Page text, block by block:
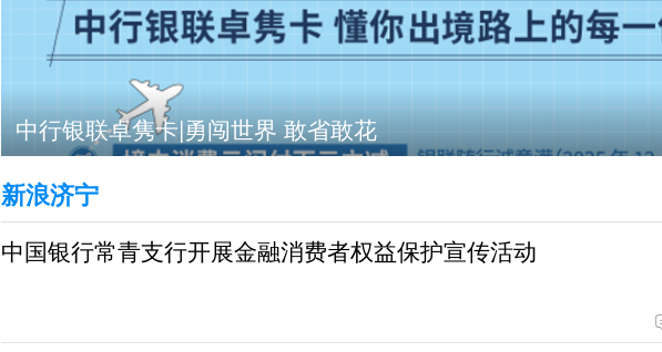
中行银联卓隽卡|勇闯世界 敢省敢花
新浪济宁
中国银行常青支行开展金融消费者权益保护宣传活动